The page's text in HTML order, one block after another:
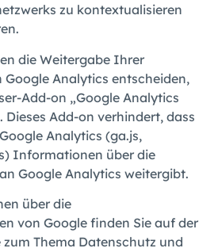
zu kontextualisieren
die Weitergabe Ihrer
Analytics entscheiden,
Add-on „Google Analytics
Add-on verhindert, dass
Analytics (ga.js,
Informationen über die
Google Analytics weitergibt.
über die
von Google finden Sie auf der
Thema Datenschutz und